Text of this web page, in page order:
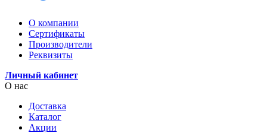
О компании
Сертификаты
Производители
Реквизиты
Личный кабинет
О нас
Доставка
Каталог
Акции